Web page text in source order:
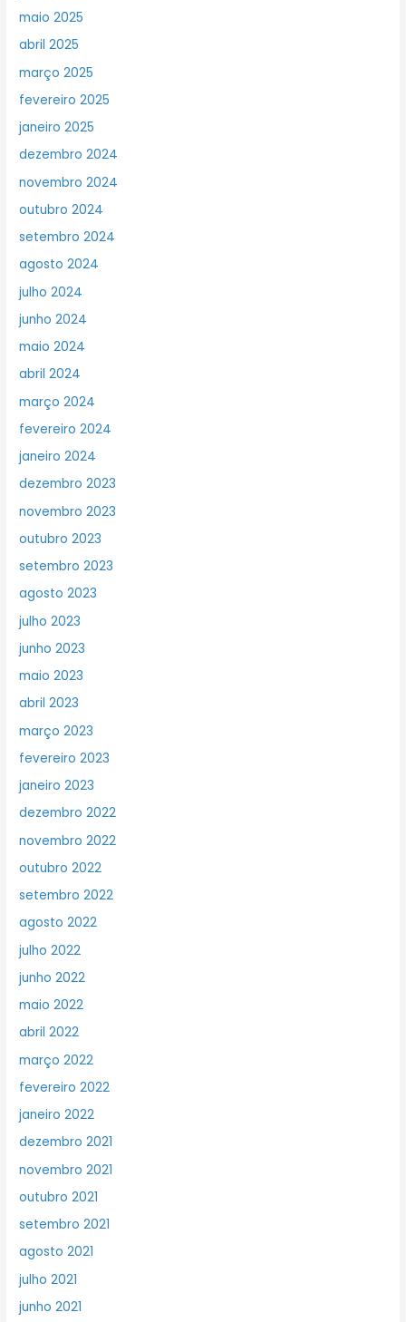
maio 2025
abril 2025
março 2025
fevereiro 2025
janeiro 2025
dezembro 2024
novembro 2024
outubro 2024
setembro 2024
agosto 2024
julho 2024
junho 2024
maio 2024
abril 2024
março 2024
fevereiro 2024
janeiro 2024
dezembro 2023
novembro 2023
outubro 2023
setembro 2023
agosto 2023
julho 2023
junho 2023
maio 2023
abril 2023
março 2023
fevereiro 2023
janeiro 2023
dezembro 2022
novembro 2022
outubro 2022
setembro 2022
agosto 2022
julho 2022
junho 2022
maio 2022
abril 2022
março 2022
fevereiro 2022
janeiro 2022
dezembro 2021
novembro 2021
outubro 2021
setembro 2021
agosto 2021
julho 2021
junho 2021